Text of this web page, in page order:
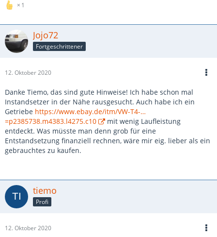
1
Jojo72
Fortgeschrittener
12. Oktober 2020
Danke Tiemo, das sind gute Hinweise! Ich habe schon mal
Instandsetzer in der Nähe rausgesucht. Auch habe ich ein
Getriebe https://www.ebay.de/itm/VW-T4-…
=p2385738.m4383.l4275.c10
mit wenig Laufleistung
entdeckt. Was müsste man denn grob für eine
Entstandsetzung finanziell rechnen, wäre mir eig. lieber als ein
gebrauchtes zu kaufen.
tiemo
Profi
12. Oktober 2020